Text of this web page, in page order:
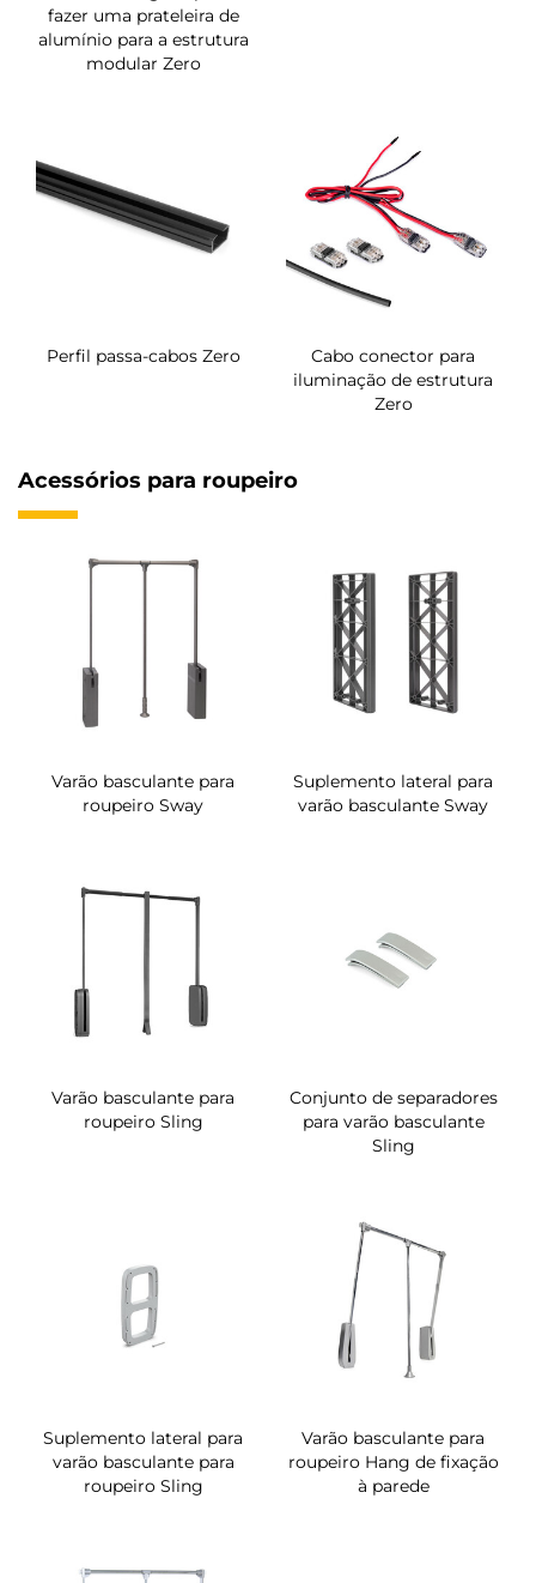
fazer uma prateleira de
alumínio para a estrutura
modular Zero
Perfil passa-cabos Zero
Cabo conector para
iluminação de estrutura
Zero
Acessórios para roupeiro
Varão basculante para
roupeiro Sway
Suplemento lateral para
varão basculante Sway
Varão basculante para
roupeiro Sling
Conjunto de separadores
para varão basculante
Sling
Suplemento lateral para
varão basculante para
roupeiro Sling
Varão basculante para
roupeiro Hang de fixação
à parede